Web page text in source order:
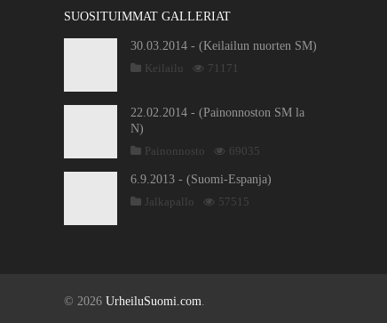
SUOSITUIMMAT GALLERIAT
30.03.2014 - (Keilailun nuorten SM)
Keilailu
71171
22.02.2014 - (Painonnoston SM la
N)
Painonnosto
69035
6.9.2013 - (Suomi-Espanja)
Jalkapallo
57515
© 2026 UrheiluSuomi.com.